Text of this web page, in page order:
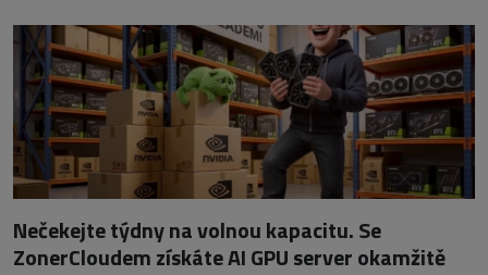
Nečekejte týdny na volnou kapacitu. Se
ZonerCloudem získáte AI GPU server okamžitě